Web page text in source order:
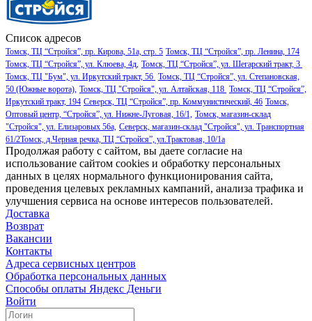
Список адресов
Томск, ТЦ “Стройся”, пр. Кирова, 51а, стр. 5 Томск, ТЦ “Стройся”, пр. Ленина, 174
Томск, ТЦ “Стройся”, ул. Клюева, 4д, Томск, ТЦ “Стройся”, ул. Шегарский тракт, 3
Томск, ТЦ "Бум", ул. Иркутский тракт, 56 Томск, ТЦ “Стройся”, ул. Степановская,
50 (Южные ворота), Томск, ТЦ "Стройся", ул. Алтайская, 118 Томск, ТЦ “Стройся”,
Иркутский тракт, 194 Северск, ТЦ “Стройся”, пр. Коммунистический, 46 Томск,
Оптовый центр, “Стройся”, ул. Нижне-Луговая, 16/1, Томск, магазин-склад
"Стройся", ул. Елизаровых 56а, Северск, магазин-склад "Стройся", ул. Транспортная
61/2Томск, д.Черная речка, ТЦ “Стройся”, ул.Трактовая, 10/1а
Продолжая работу с сайтом, вы даете согласие на
использование сайтом cookies и обработку персональных
данных в целях нормального функционирования сайта,
проведения целевых рекламных кампаний, анализа трафика и
улучшения сервиса на основе интересов пользователей.
Доставка
Возврат
Вакансии
Контакты
Адреса сервисных центров
Обработка персональных данных
Способы оплаты Яндекс Деньги
Войти